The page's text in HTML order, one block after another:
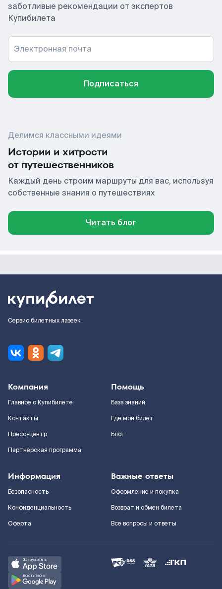
заботливые рекомендации от экспертов
Купибилета
Электронная почта
Подписаться
Делимся классными идеями
Истории и хитрости
от путешественников
Каждый день строим маршруты для вас, используя
собственные знания о путешествиях
Читать блог
Сервис билетных лазеек
Компания
Главное о Купибилете
Контакты
Пресс-центр
Партнерская программа
Помощь
База знаний
Где мой билет
Блог
Информация
Безопасность
Конфиденциальность
Оферта
Важные ответы
Оформление и покупка
Возврат и обмен билета
Все вопросы и ответы